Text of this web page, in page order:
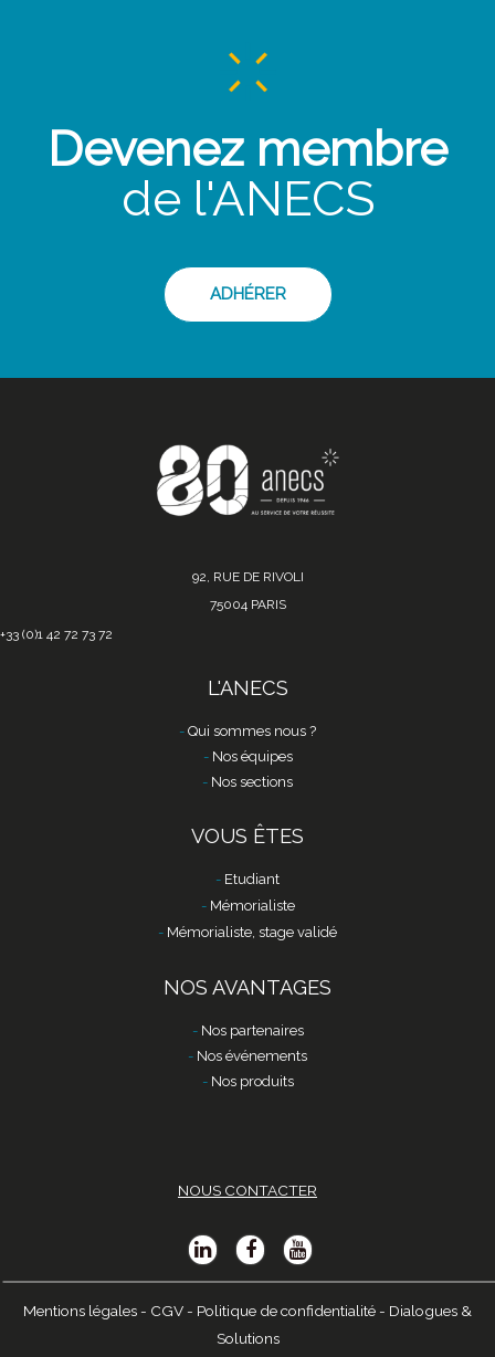
Devenez membre
de l'ANECS
ADHÉRER
92, RUE DE RIVOLI
75004 PARIS
+33 (0)1 42 72 73 72
L'ANECS
Qui sommes nous ?
Nos équipes
Nos sections
VOUS ÊTES
Etudiant
Mémorialiste
Mémorialiste, stage validé
NOS AVANTAGES
Nos partenaires
Nos événements
Nos produits
NOUS CONTACTER
Mentions légales - CGV - Politique de confidentialité - Dialogues &
Solutions